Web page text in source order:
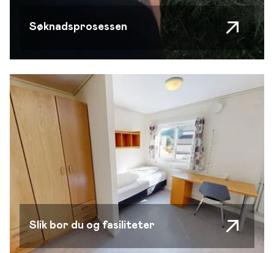
Søknadsprosessen
Slik bor du og fasiliteter